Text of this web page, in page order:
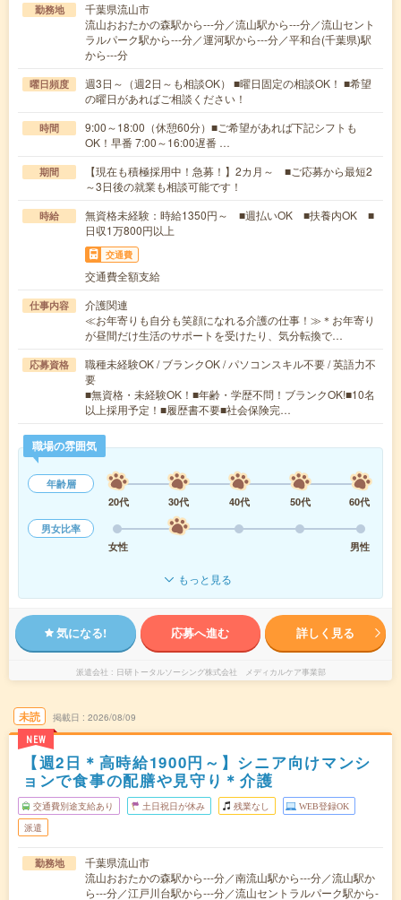
勤務地
千葉県流山市
流山おおたかの森駅から---分／流山駅から---分／流山セント
ラルパーク駅から---分／運河駅から---分／平和台(千葉県)駅
から---分
曜日頻度
週3日～（週2日～も相談OK） ■曜日固定の相談OK！ ■希望
の曜日があればご相談ください！
時間
9:00～18:00（休憩60分）■ご希望があれば下記シフトも
OK！早番 7:00～16:00遅番 …
期間
【現在も積極採用中！急募！】2カ月～ ■ご応募から最短2
～3日後の就業も相談可能です！
時給
無資格未経験：時給1350円～ ■週払いOK ■扶養内OK ■
日収1万800円以上
交通費
交通費全額支給
仕事内容
介護関連
≪お年寄りも自分も笑顔になれる介護の仕事！≫＊お年寄り
が昼間だけ生活のサポートを受けたり、気分転換で…
応募資格
職種未経験OK / ブランクOK / パソコンスキル不要 / 英語力不
要
■無資格・未経験OK！■年齢・学歴不問！ブランクOK!■10名
以上採用予定！■履歴書不要■社会保険完…
職場の雰囲気
年齢層
20代
30代 40代 50代
60代
男女比率
女性
男性
もっと見る
気になる! 応募へ進む 詳しく見る
派遣会社 日研トータルソーシング株式会社 メディカルケア事業部
未読
NEW
掲載日 2026/08/09
【週2日＊高時給1900円～】シニア向けマンシ
ョンで食事の配膳や見守り＊介護
交通費別途支給あり 土日祝日が休み 残業なし WEB登録OK
派遣
勤務地
千葉県流山市
流山おおたかの森駅から---分／南流山駅から---分／流山駅か
ら---分／江戸川台駅から---分／流山セントラルパーク駅から-